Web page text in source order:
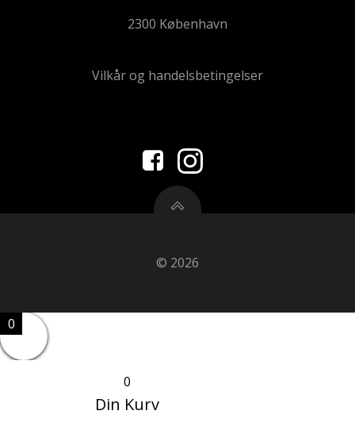
2300 København
Vilkår og handelsbetingelser
© 2026
0
0
Din Kurv